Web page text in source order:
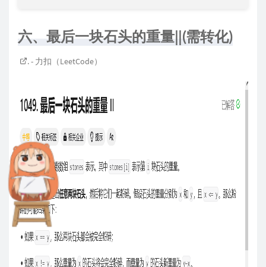
六、最后一块石头的重量||(需转化)
. - 力扣（LeetCode）